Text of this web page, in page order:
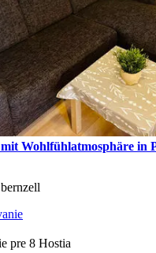
Wohlfühlatmosphäre in
pre 8 Hostia